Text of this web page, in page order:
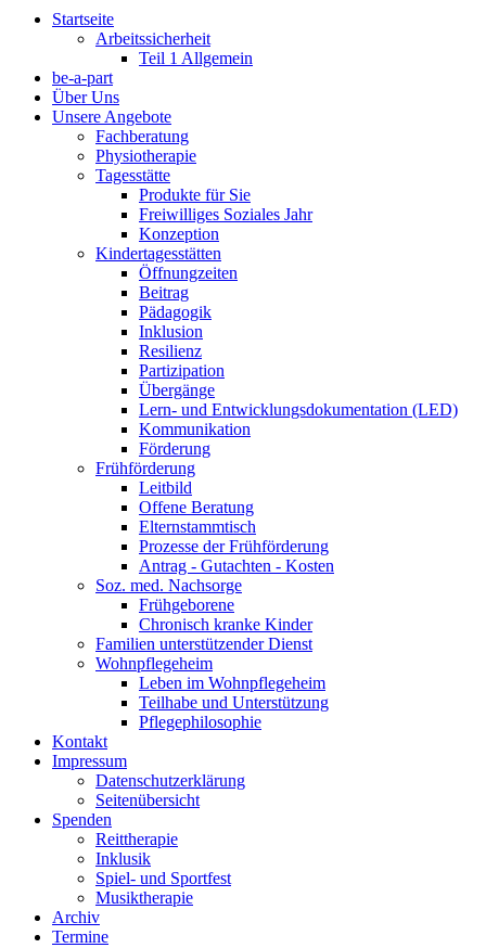
Startseite
Arbeitssicherheit
Teil 1 Allgemein
be-a-part
Über Uns
Unsere Angebote
Fachberatung
Physiotherapie
Tagesstätte
Produkte für Sie
Freiwilliges Soziales Jahr
Konzeption
Kindertagesstätten
Öffnungzeiten
Beitrag
Pädagogik
Inklusion
Resilienz
Partizipation
Übergänge
Lern- und Entwicklungsdokumentation (LED)
Kommunikation
Förderung
Frühförderung
Leitbild
Offene Beratung
Elternstammtisch
Prozesse der Frühförderung
Antrag - Gutachten - Kosten
Soz. med. Nachsorge
Frühgeborene
Chronisch kranke Kinder
Familien unterstützender Dienst
Wohnpflegeheim
Leben im Wohnpflegeheim
Teilhabe und Unterstützung
Pflegephilosophie
Kontakt
Impressum
Datenschutzerklärung
Seitenübersicht
Spenden
Reittherapie
Inklusik
Spiel- und Sportfest
Musiktherapie
Archiv
Termine